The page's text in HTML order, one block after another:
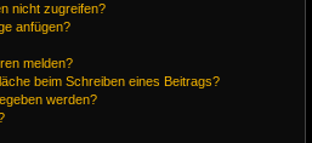
nicht zugreifen?
anfügen?
melden?
beim Schreiben eines Beitrags?
werden?